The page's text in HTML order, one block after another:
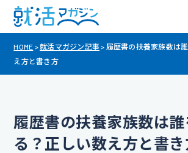
HOME >就活マガジン記事 > 履歴書の扶養家族数は
え方と書き方
履歴書の扶養家族数は
る？正しい数え方と書き